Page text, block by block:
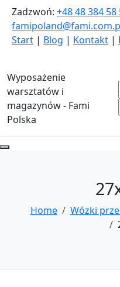
Zadzwoń: +48 48 384 58
Start | Blog | Kontakt |
Wyposażenie
warsztatów i
magazynów - Fami
Polska
Home Wózki